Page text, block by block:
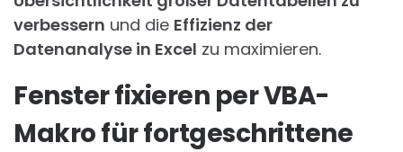
verbessern und die Effizienz der
Datenanalyse in Excel zu maximieren.
Fenster fixieren per VBA-
Makro für fortgeschrittene